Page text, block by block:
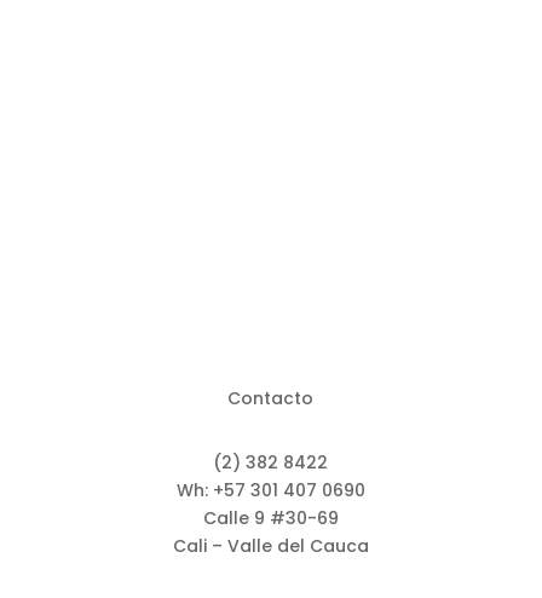
Contacto
(2) 382 8422
Wh: +57 301 407 0690
Calle 9 #30-69
Cali – Valle del Cauca